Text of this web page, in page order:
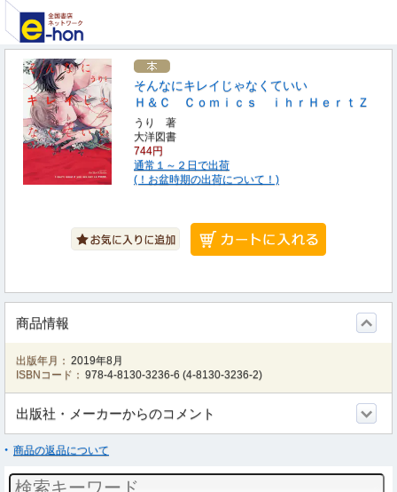
そんなにキレイじゃなくていい
Ｈ＆Ｃ Ｃｏｍｉｃｓ ｉｈｒＨｅｒｔＺ
うり 著
大洋図書
744円
通常１～２日で出荷
(！お盆時期の出荷について！)
商品情報
出版年月： 2019年8月
ISBNコード： 978-4-8130-3236-6 (4-8130-3236-2)
出版社・メーカーからのコメント
商品の返品について